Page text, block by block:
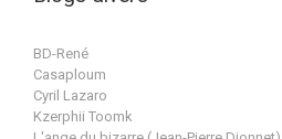
BD-René
Casaploum
Cyril Lazaro
Kzerphii Toomk